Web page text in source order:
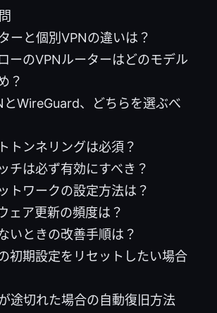
ーと個別VPNの違いは？
ーのVPNルーターはどのモデル
？
とWireGuard、どちらを選ぶべ
トンネリングは必須？
チは必ず有効にすべき？
トワークの設定方法は？
ェア更新の頻度は？
いときの改善手順は？
初期設定をリセットしたい場合
途切れた場合の自動復旧方法